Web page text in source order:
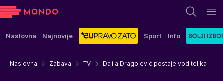
Naslovna Najnovije Sport Info
Naslovna Zabava TV Dalila Dragojević postaje voditeljka